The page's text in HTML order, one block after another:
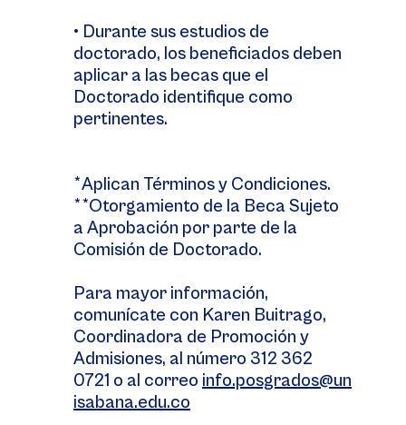
• Durante sus estudios de
doctorado, los beneficiados deben
aplicar a las becas que el
Doctorado identifique como
pertinentes.
*Aplican Términos y Condiciones.
**Otorgamiento de la Beca Sujeto
a Aprobación por parte de la
Comisión de Doctorado.
Para mayor información,
comunícate con Karen Buitrago,
Coordinadora de Promoción y
Admisiones, al número 312 362
0721 o al correo info.posgrados@un
isabana.edu.co